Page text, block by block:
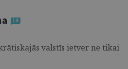
14
valstīs ietver ne tikai